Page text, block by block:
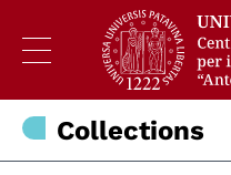
Collections